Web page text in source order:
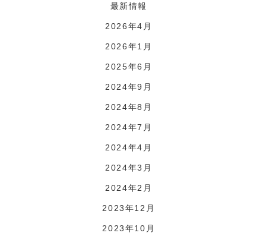
最新情報
2026年4月
2026年1月
2025年6月
2024年9月
2024年8月
2024年7月
2024年4月
2024年3月
2024年2月
2023年12月
2023年10月